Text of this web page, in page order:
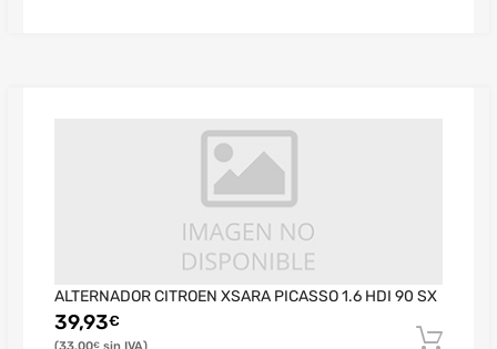
ALTERNADOR CITROEN XSARA PICASSO 1.6 HDI 90 SX
39,93€
33,00€